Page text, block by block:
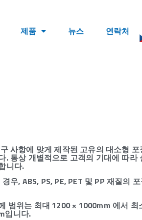
제품​ 뉴스 연락처
사항에 맞게 제작된 고유의 대소형 포
. 통상 개별적으로 고객의 기대에 따라
니다.
우, ABS, PS, PE, PET 및 PP 재질의
범위는 최대 1200 × 1000mm 에서 최
입니다.